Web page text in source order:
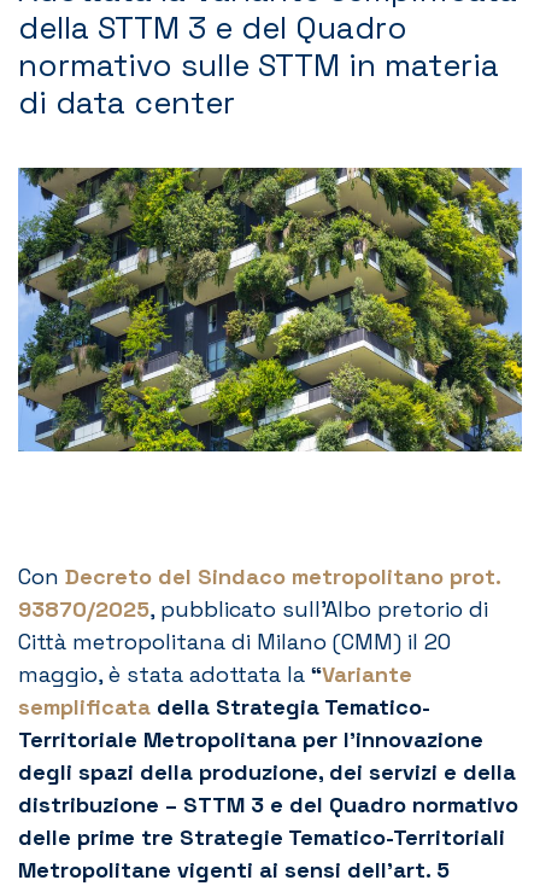
Contatti
della STTM 3 e del Quadro
normativo sulle STTM in materia
di data center
Con Decreto del Sindaco metropolitano prot.
93870/2025, pubblicato sull’Albo pretorio di
Città metropolitana di Milano (CMM) il 20
maggio, è stata adottata la “Variante
semplificata della Strategia Tematico-
Territoriale Metropolitana per l’innovazione
degli spazi della produzione, dei servizi e della
distribuzione – STTM 3 e del Quadro normativo
delle prime tre Strategie Tematico-Territoriali
Metropolitane vigenti ai sensi dell’art. 5